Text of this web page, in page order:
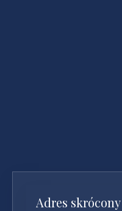
Adres skrócony